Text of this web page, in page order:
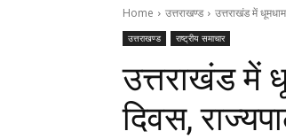
Home उत्तराखण्ड उत्तराखंड में
उत्तराखण्ड राष्ट्रीय समाचार
उत्तराखंड में
दिवस,